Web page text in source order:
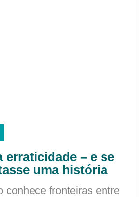
erraticidade – e se
uma história
conhece fronteiras entre